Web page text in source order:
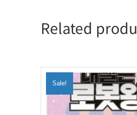
Related
Sale!